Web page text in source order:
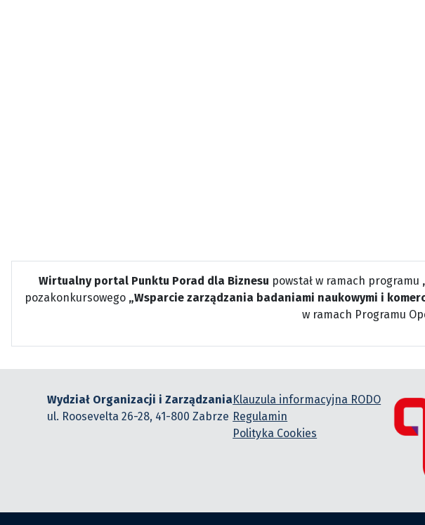
Wirtualny portal Punktu Porad dla Biznesu powstał w ramach programu
pozakonkursowego „Wsparcie zarządzania badaniami naukowymi i
w ramach Programu
Wydział Organizacji i Zarządzania
ul. Roosevelta 26-28, 41-800 Zabrze
Klauzula informacyjna RODO
Regulamin
Polityka Cookies